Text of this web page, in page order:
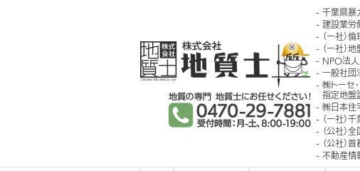
千葉県暴
建設業労
（一社）
（一社）
NPO法
一般社団
㈱トーセ
指定地盤
㈱日本住
（一社）
（公社）
（公社）
不動産情